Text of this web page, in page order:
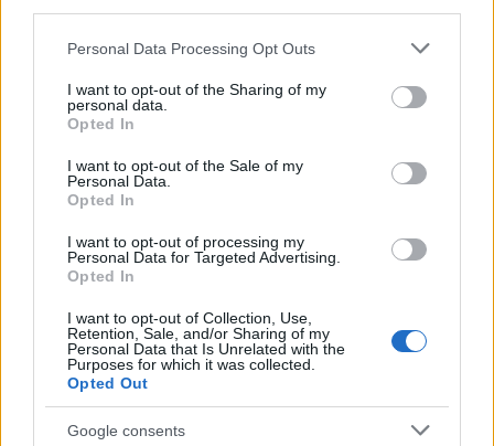
Please note that this website/app uses one or more Google
not limited to your visit or usage behaviour. You may click to
grant or deny consent to Google and its third-party tags to
use your data for below specified purposes in below Google
consent section.
Personal Data Processing Opt Outs
I want to opt-out of the Sharing of my
personal data.
Opted In
I want to opt-out of the Sale of my
Personal Data.
Opted In
I want to opt-out of processing my
Personal Data for Targeted Advertising.
Opted In
I want to opt-out of Collection, Use,
Retention, Sale, and/or Sharing of my
Personal Data that Is Unrelated with the
Purposes for which it was collected.
Opted Out
Google consents
Capitale ospiterà il villaggio
4 anni fa
il limite. Dal 30 marzo
Precedente
GUIDA TV – I
Programmi della
Successiva
Comune oltre 125